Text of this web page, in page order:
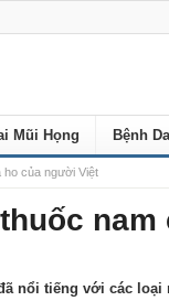
Mũi Họng Bệnh
ho của người Việt
nổi tiếng với các